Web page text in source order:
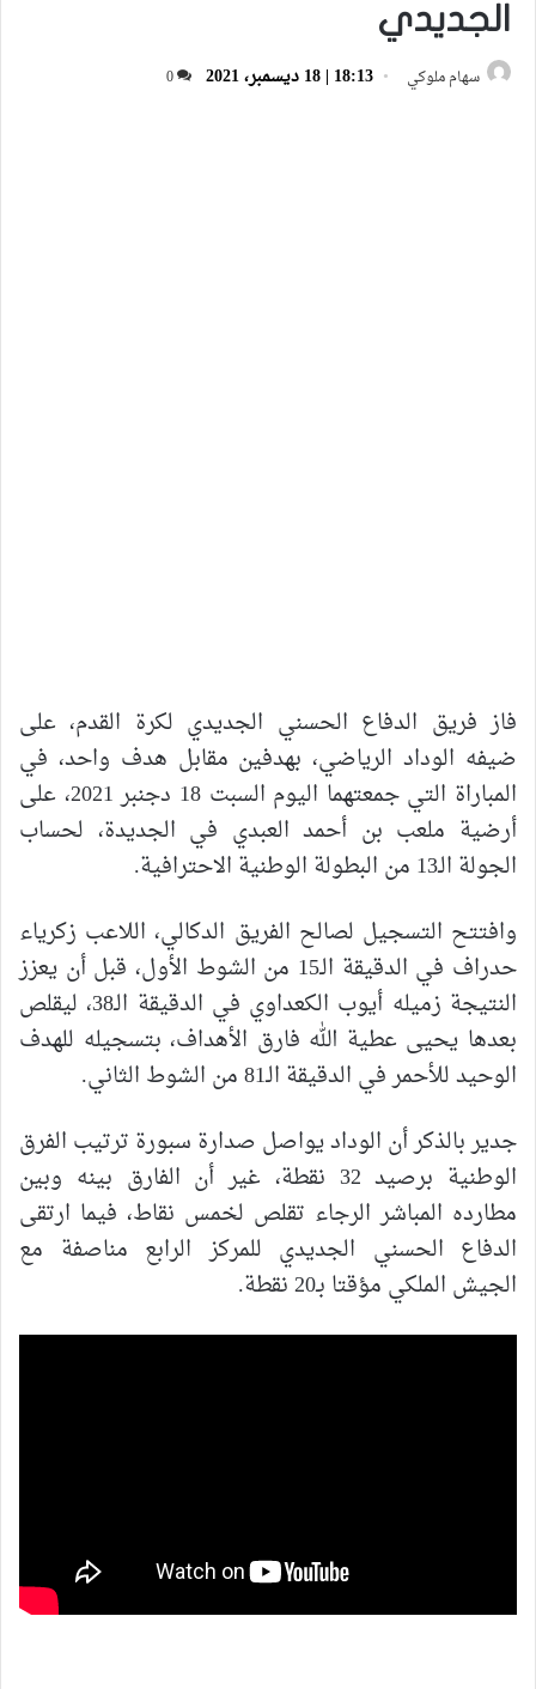
الجديدي
سهام ملوكي 18:13 | 18 ديسمبر، 2021 0
فاز فريق الدفاع الحسني الجديدي لكرة القدم، على
ضيفه الوداد الرياضي، بهدفين مقابل هدف واحد، في
المباراة التي جمعتهما اليوم السبت 18 دجنبر 2021، على
أرضية ملعب بن أحمد العبدي في الجديدة، لحساب
الجولة الـ13 من البطولة الوطنية الاحترافية.
وافتتح التسجيل لصالح الفريق الدكالي، اللاعب زكرياء
حدراف في الدقيقة الـ15 من الشوط الأول، قبل أن يعزز
النتيجة زميله أيوب الكعداوي في الدقيقة الـ38، ليقلص
بعدها يحيى عطية الله فارق الأهداف، بتسجيله للهدف
الوحيد للأحمر في الدقيقة الـ81 من الشوط الثاني.
جدير بالذكر أن الوداد يواصل صدارة سبورة ترتيب الفرق
الوطنية برصيد 32 نقطة، غير أن الفارق بينه وبين
مطارده المباشر الرجاء تقلص لخمس نقاط، فيما ارتقى
الدفاع الحسني الجديدي للمركز الرابع مناصفة مع
الجيش الملكي مؤقتا بـ20 نقطة.